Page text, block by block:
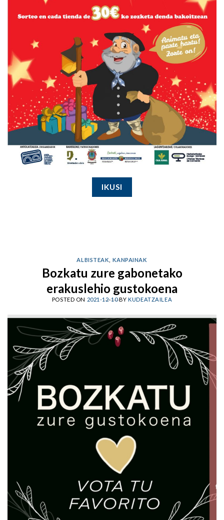
IKUSI
ALBISTEAK KANPAINAK
Bozkatu zure gabonetako
erakuslehio gustokoena
POSTED ON 2021-12-10BYKUDEATZAILEA